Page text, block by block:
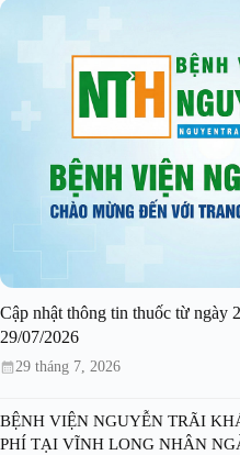
Cập nhật thông tin thuốc từ ngày
29/07/2026
29 tháng 7, 2026
BỆNH VIỆN NGUYỄN TRÃI
PHÍ TẠI VĨNH LONG NHÂN